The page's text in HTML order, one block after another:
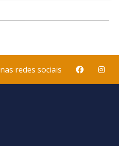
redes sociais